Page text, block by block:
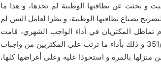
و بحثت عن بطاقتها الوطنية لم تجدها، و هذا ما
بضياع بطاقتها الوطنية، و نظرا لعامل السن لم
تماطل المكتريان في أداء الواجب الشهري، قامت
الضحية برفع دعوى أمام القضاء ضدهما أنصفها القضاء بحكم عدد 351/2015 و ذلك بأداء ما ترتب على المكتريين من واجبات
منزلها بالمرة و استحوذا عليه وعلى أغراضها كلها،